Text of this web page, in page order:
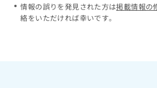
情報の誤りを発見された方は掲載情報の
絡をいただければ幸いです。